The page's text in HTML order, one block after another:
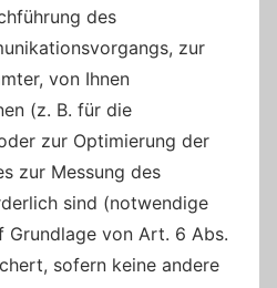
des
zur
von Ihnen
(z. B. für die
zur Optimierung der
zur Messung des
sind (notwendige
Grundlage von Art. 6 Abs.
sofern keine andere